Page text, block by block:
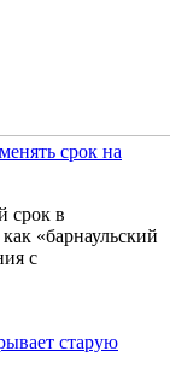
срок на
срок в
«барнаульский
с
старую